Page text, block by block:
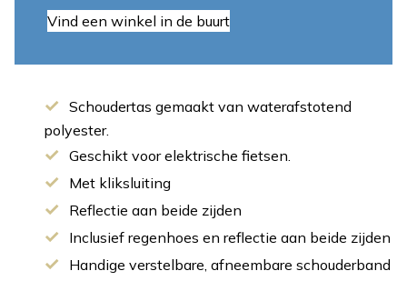
Vind een winkel in de buurt
Schoudertas gemaakt van waterafstotend
polyester.
Geschikt voor elektrische fietsen.
Met kliksluiting
Reflectie aan beide zijden
Inclusief regenhoes en reflectie aan beide zijden
Handige verstelbare, afneembare schouderband